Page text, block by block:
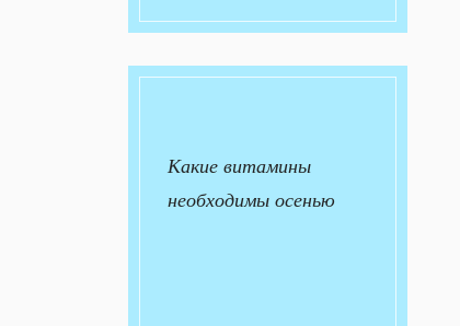
Какие витамины
необходимы осенью